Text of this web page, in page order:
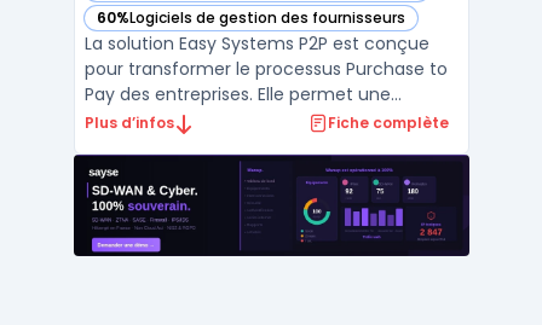
60%Logiciels de gestion des fournisseurs
— voir Easy Systems P2P dans cette catégorie
La solution Easy Systems P2P est conçue
pour transformer le processus Purchase to
Pay des entreprises. Elle permet une
dématérialisation des factures fournisseurs
facturation électronique obligatoire. Cette
automatisation procure une gestion des
achats et des p ...
Plus d’infos Fiche complète